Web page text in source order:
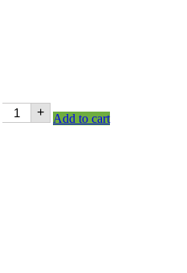
+
Add to cart